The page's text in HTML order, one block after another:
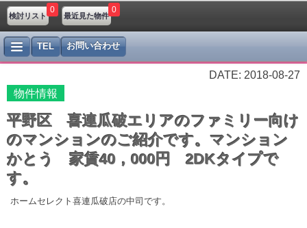
検討リスト
0
最近見た物件
0
TEL お問い合わせ
DATE: 2018-08-27
物件情報
平野区 喜連瓜破エリアのファミリー向け
のマンションのご紹介です。マンション
かとう 家賃40，000円 2DKタイプで
す。
ホームセレクト喜連瓜破店の中司です。